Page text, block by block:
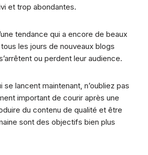
et trop abondantes.
tendance qui a encore de beaux
les jours de nouveaux blogs
ou perdent leur audience.
se lancent maintenant, n’oubliez pas
important de courir après une
du contenu de qualité et être
sont des objectifs bien plus